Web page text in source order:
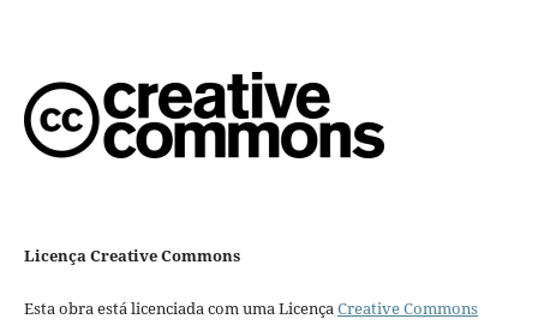
Licença Creative Commons
Esta obra está licenciada com uma LicençaCreative Commons